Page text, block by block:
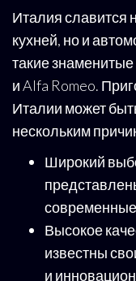
Италия славится
кухней, но и
такие
и Alfa Romeo.
Италии может
нескольким
Широкий
Высокое
известны
и